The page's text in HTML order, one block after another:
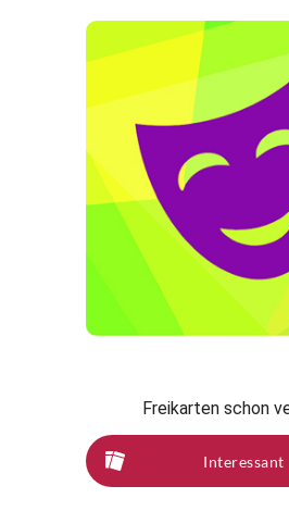
Freikarten schon
Interessant